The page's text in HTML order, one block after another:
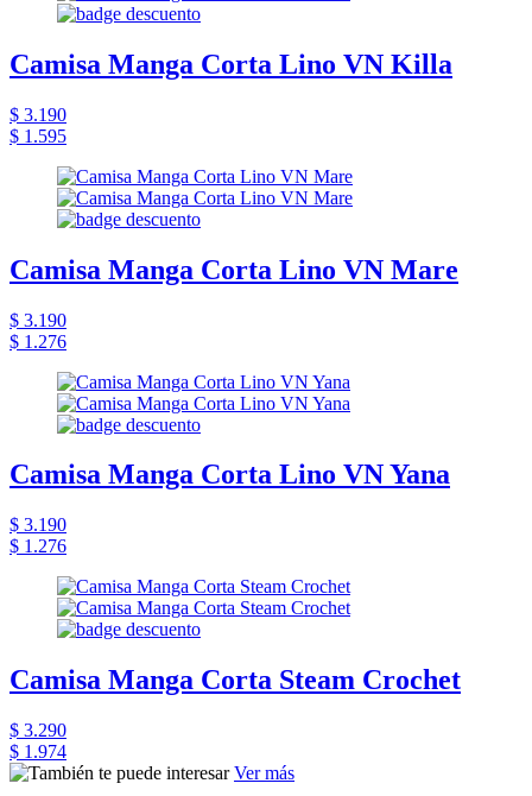
Camisa Manga Corta Lino VN Killa
$ 3.190
$ 1.595
Camisa Manga Corta Lino VN Mare
$ 3.190
$ 1.276
Camisa Manga Corta Lino VN Yana
$ 3.190
$ 1.276
Camisa Manga Corta Steam Crochet
$ 3.290
$ 1.974
Ver más